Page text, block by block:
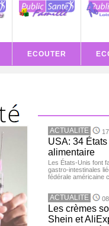
ECOUTER
ACTUALITE
USA: 34
alimentaire
Les États-Unis font
gastro-intestinales
fédérale américaine
ACTUALITE
Les crèmes
Shein et